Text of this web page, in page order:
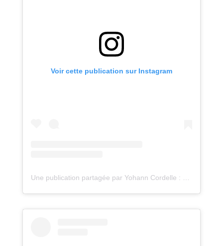
Voir cette publication sur Instagram
Une publication partagée par Yohann Cordelle : atelier Oz (@atelieroz)